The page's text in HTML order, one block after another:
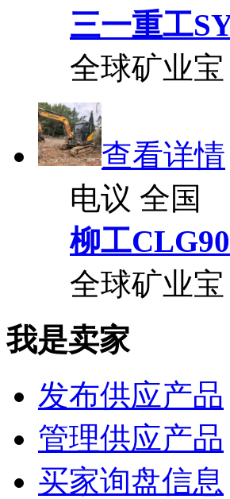
三一重工
全球矿业宝
查看详情
电议 全国
柳工
全球矿业宝
我是卖家
发布供应产品
管理供应产品
买家询盘信息